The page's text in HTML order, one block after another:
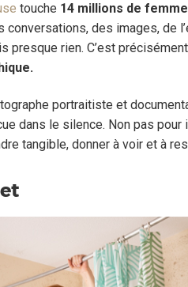
touche 14 millions de
conversations, des images, de
presque rien. C’est
portraitiste et
dans le silence. Non pas
tangible, donner à voir et à